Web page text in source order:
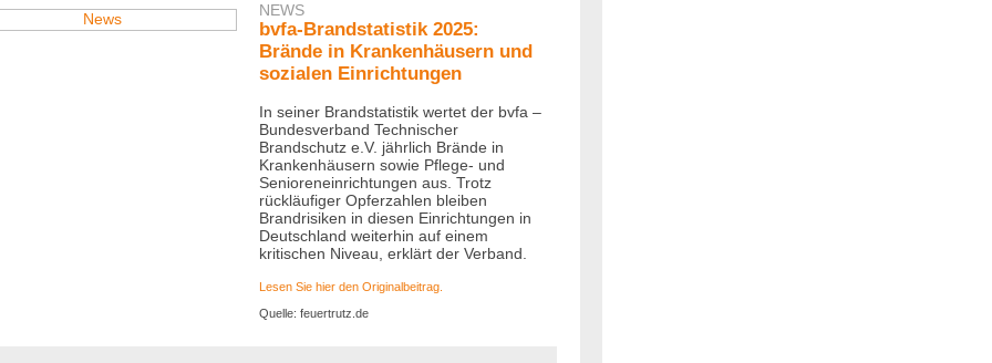
NEWS
bvfa-Brandstatistik 2025:
Brände in Krankenhäusern und
sozialen Einrichtungen
In seiner Brandstatistik wertet der bvfa –
Bundesverband Technischer
Brandschutz e.V. jährlich Brände in
Krankenhäusern sowie Pflege- und
Senioreneinrichtungen aus. Trotz
rückläufiger Opferzahlen bleiben
Brandrisiken in diesen Einrichtungen in
Deutschland weiterhin auf einem
kritischen Niveau, erklärt der Verband.
Lesen Sie hier den Originalbeitrag.
Quelle: feuertrutz.de